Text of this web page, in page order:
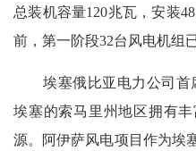
总装机容量120兆瓦，安装
前，第一阶段32台风电机组
埃塞俄比亚电力公司首席
埃塞的索马里州地区拥有
源。阿伊萨风电项目作为埃